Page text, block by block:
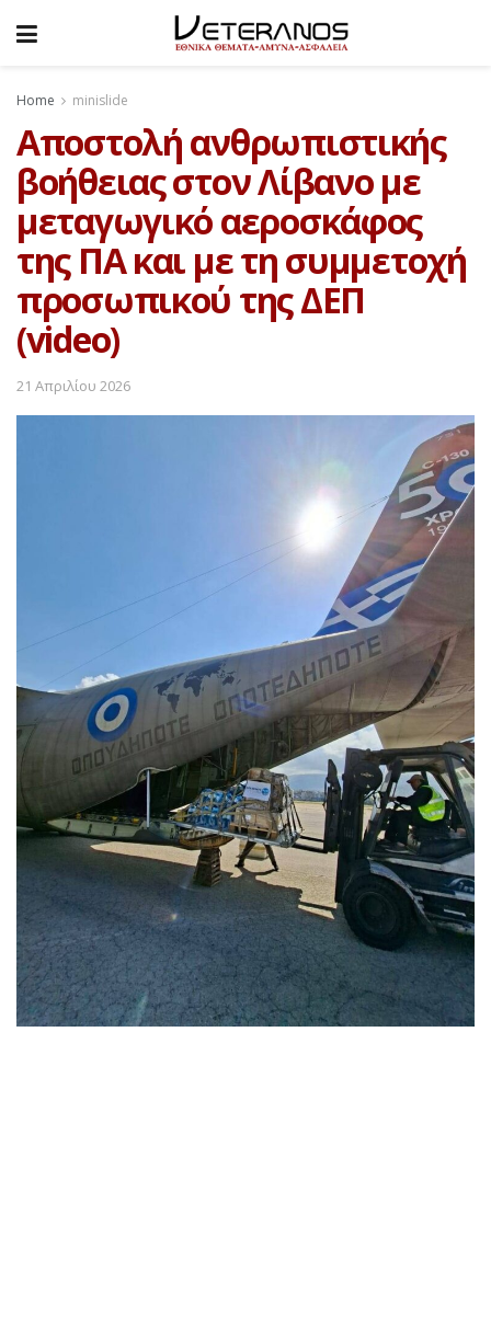
Home minislide
Αποστολή ανθρωπιστικής
βοήθειας στον Λίβανο με
μεταγωγικό αεροσκάφος
της ΠΑ και με τη συμμετοχή
προσωπικού της ΔΕΠ
(video)
21 Απριλίου 2026